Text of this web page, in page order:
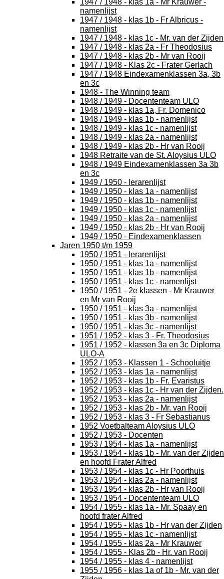
1947 / 1948 - klas 1a - Mr Krauwer -
namenlijst
1947 / 1948 - klas 1b - Fr Albricus -
namenlijst
1947 / 1948 - klas 1c - Mr. van der Zijden
1947 / 1948 - klas 2a - Fr Theodosius
1947 / 1948 - klas 2b - Mr van Rooij
1947 / 1948 - Klas 2c - Frater Gerlach
1947 / 1948 Eindexamenklassen 3a, 3b
en 3c
1948 - The Winning team
1948 / 1949 - Docententeam ULO
1948 / 1949 - klas 1a, Fr. Domenico
1948 / 1949 - klas 1b - namenlijst
1948 / 1949 - klas 1c - namenlijst
1948 / 1949 - klas 2a - namenlijst
1948 / 1949 - klas 2b - Hr van Rooij
1948 Retraite van de St. Aloysius ULO
1948 / 1949 Eindexamenklassen 3a 3b
en 3c
1949 / 1950 - lerarenlijst
1949 / 1950 - klas 1a - namenlijst
1949 / 1950 - klas 1b - namenlijst
1949 / 1950 - klas 1c - namenlijst
1949 / 1950 - klas 2a - namenlijst
1949 / 1950 - klas 2b - Hr van Rooij
1949 / 1950 - Eindexamenklassen
Jaren 1950 t/m 1959
1950 / 1951 - lerarenlijst
1950 / 1951 - klas 1a - namenlijst
1950 / 1951 - klas 1b - namenlijst
1950 / 1951 - klas 1c - namenlijst
1950 / 1951 - 2e klassen - Mr Krauwer
en Mr van Rooij
1950 / 1951 - klas 3a - namenlijst
1950 / 1951 - klas 3b - namenlijst
1950 / 1951 - klas 3c - namenlijst
1951 / 1952 - klas 3 - Fr. Theodosius
1951 / 1952 - klassen 3a en 3c Diploma
ULO-A
1952 / 1953 - Klassen 1 - Schooluitje
1952 / 1953 - klas 1a - namenlijst
1952 / 1953 - klas 1b - Fr. Evaristus
1952 / 1953 - klas 1c - Hr van der Zijden.
1952 / 1953 - klas 2a - namenlijst
1952 / 1953 - klas 2b - Mr. van Rooij
1952 / 1953 - klas 3 - Fr Sebastianus
1952 Voetbalteam Aloysius ULO
1952 / 1953 - Docenten
1953 / 1954 - klas 1a - namenlijst
1953 / 1954 - klas 1b - Mr. van der Zijden
en hoofd Frater Alfred
1953 / 1954 - klas 1c - Hr Poorthuis
1953 / 1954 - klas 2a - namenlijst
1953 / 1954 - klas 2b - Hr van Rooij
1953 / 1954 - Docententeam ULO
1954 / 1955 - klas 1a - Mr. Spaay en
hoofd frater Alfred
1954 / 1955 - klas 1b - Hr van der Zijden
1954 / 1955 - klas 1c - namenlijst
1954 / 1955 - klas 2a - Mr Krauwer
1954 / 1955 - Klas 2b - Hr. van Rooij
1954 / 1955 - klas 4 - namenlijst
1955 / 1956 - klas 1a of 1b - Mr. van der